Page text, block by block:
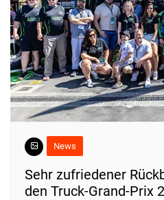
News
Sehr zufriedener
den Truck-Grand-Prix